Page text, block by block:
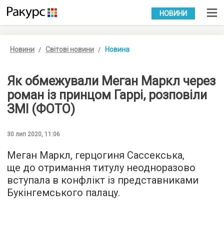
УКР РУС
НОВИНИ
Новини Світові новини Новина
Як обмежували Меган Маркл через
роман із принцом Гаррі, розповіли
ЗМІ (ФОТО)
30 лип 2020, 11:06
Меган Маркл, герцогиня Сассекська,
ще до отримання титулу неодноразово
вступала в конфлікт із представниками
Букінгемського палацу.